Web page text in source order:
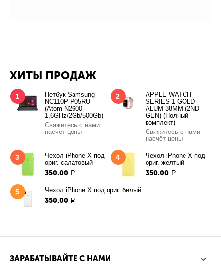
ХИТЫ ПРОДАЖ
1
Нетбук Samsung
NC110P-P05RU
(Atom N2600
1,6GHz/2Gb/500Gb)
Свяжитесь с нами
насчёт цены
2
APPLE WATCH
SERIES 1 GOLD
ALUM 38MM (2ND
GEN) (Полный
комплект)
Свяжитесь с нами
насчёт цены
3
Чехол iPhone X под
ориг. салатовый
350.00 Р
4
Чехол iPhone X под
ориг. желтый
350.00 Р
5 Чехол iPhone X под ориг. белый
350.00 Р
ЗАРАБАТЫВАЙТЕ С НАМИ